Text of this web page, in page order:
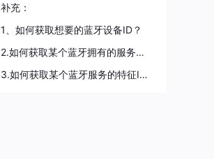
补充：
1、如何获取想要的蓝牙设备ID？
2.如何获取某个蓝牙拥有的服务的ID？
3.如何获取某个蓝牙服务的特征ID？